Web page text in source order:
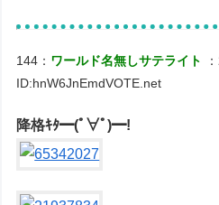
144： ワールド名無しサテライト
ID:hnW6JnEmdVOTE.net
降格ｷﾀ━(ﾟ∀ﾟ)━!